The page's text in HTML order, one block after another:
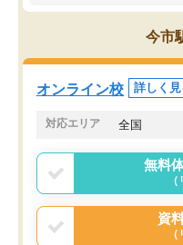
のも重宝しています。
今市
オンライン校 詳しく見
対応エリア 全国
無料
資